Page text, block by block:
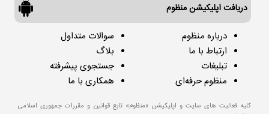
دریافت اپلیکیشن منظوم
درباره منظوم
ارتباط با ما
تبلیغات
منظوم حرفه‌ای
سوالات متداول
بلاگ
جستجوی پیشرفته
همکاری با ما
کلیه فعالیت های سایت و اپلیکیشن «منظوم» تابع قوانین و مقررات جمهوری اسلامی